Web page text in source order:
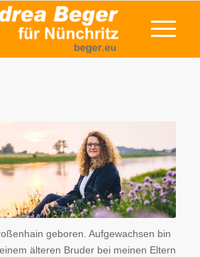
geboren. Aufgewachsen bin
älteren Bruder bei meinen Eltern